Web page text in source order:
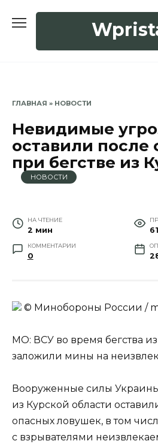
ГЛАВНАЯ » НОВОСТИ
Невидимые
оставили после
при бегстве из
НОВОСТИ
НА ЧТЕНИЕ
2 мин 61
КОММЕНТАРИИ
0
© Минобороны России /
МО: ВСУ во время бегства
заложили мины на
Вооруженные силы
из Курской области
опасных ловушек, в том
с взрывателями